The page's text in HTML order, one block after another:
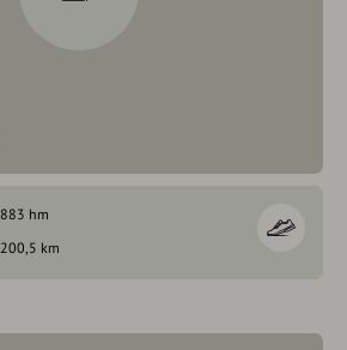
883 hm
200,5 km